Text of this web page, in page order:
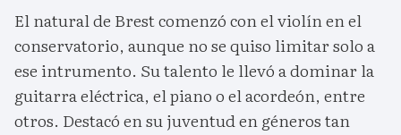
El natural de Brest comenzó con el violín en el
conservatorio, aunque no se quiso limitar solo a
ese intrumento. Su talento le llevó a dominar la
guitarra eléctrica, el piano o el acordeón, entre
otros. Destacó en su juventud en géneros tan